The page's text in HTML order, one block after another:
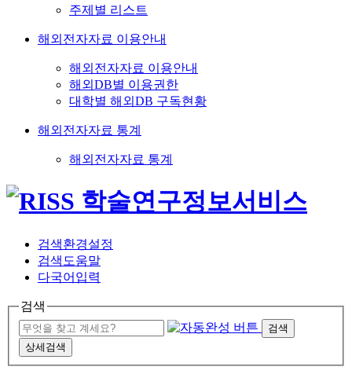
주제별 리스트
해외전자자료 이용안내
해외전자자료 이용안내
해외DB별 이용권한
대학별 해외DB 구독현황
해외전자자료 통계
해외전자자료 통계
검색환경설정
검색도움말
다국어입력
검색
검색
상세검색